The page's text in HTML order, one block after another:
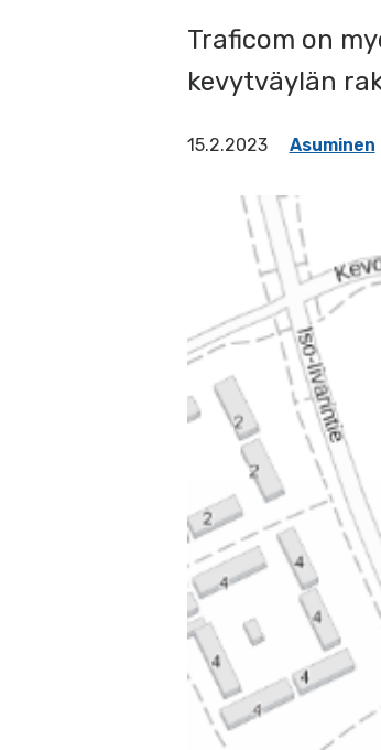
Traficom on
kevytväylän
15.2.2023 Asuminen